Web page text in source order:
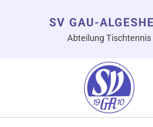
SV GAU-
Abteilung Tischtennis